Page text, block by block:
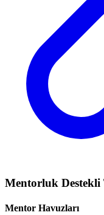
Mentorluk
Mentor Havuzları